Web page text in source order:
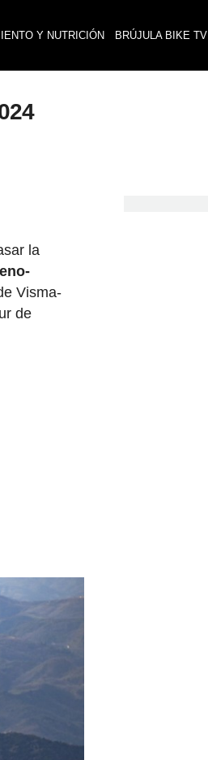
Y NUTRICIÓN BRÚJULA BIKE TV
la
Visma-
de